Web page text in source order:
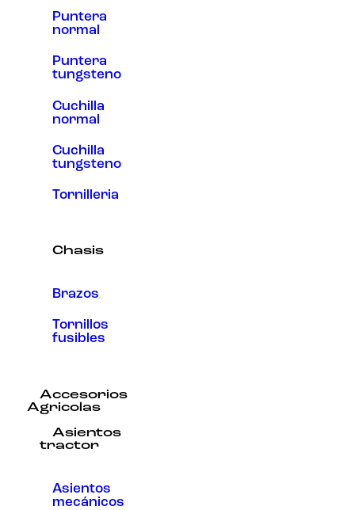
Puntera
normal
Puntera
tungsteno
Cuchilla
normal
Cuchilla
tungsteno
Tornilleria
Chasis
Brazos
Tornillos
fusibles
Accesorios
Agricolas
Asientos
tractor
Asientos
mecánicos